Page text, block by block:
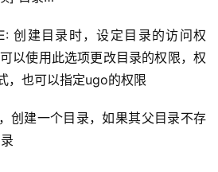
创建目录时，设定目录的访问权
以使用此选项更改目录的权限，权
，也可以指定ugo的权限
创建一个目录，如果其父目录不存